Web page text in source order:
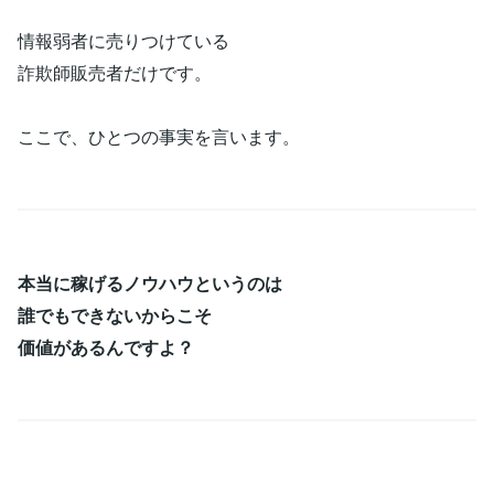
情報弱者に売りつけている
詐欺師販売者だけです。
ここで、ひとつの事実を言います。
本当に稼げるノウハウというのは
誰でもできないからこそ
価値があるんですよ？